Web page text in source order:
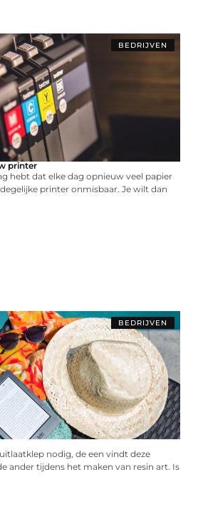
BEDRIJVEN
printer
hebt dat elke dag opnieuw veel papier
printer onmisbaar. Je wilt dan
BEDRIJVEN
nodig, de een vindt deze
ander tijdens het maken van resin art. Is